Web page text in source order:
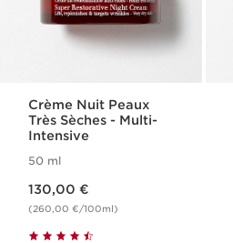
Crème Nuit Peaux
Très Sèches - Multi-
Intensive
50 ml
130,00 €
(260,00 €/100ml)